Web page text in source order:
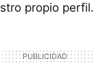
propio perfil.